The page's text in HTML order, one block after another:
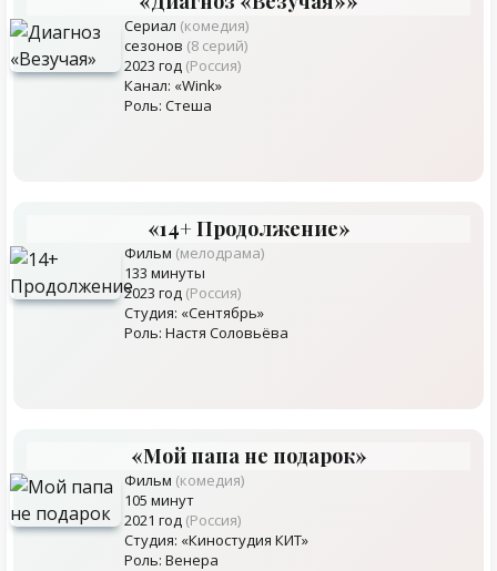
Сериал (комедия)
сезонов (8 серий)
2023 год (Россия)
Канал: «Wink»
Роль: Стеша
«14+ Продолжение»
Фильм (мелодрама)
133 минуты
2023 год (Россия)
Студия: «Сентябрь»
Роль: Настя Соловьёва
«Мой папа не подарок»
Фильм (комедия)
105 минут
2021 год (Россия)
Студия: «Киностудия КИТ»
Роль: Венера